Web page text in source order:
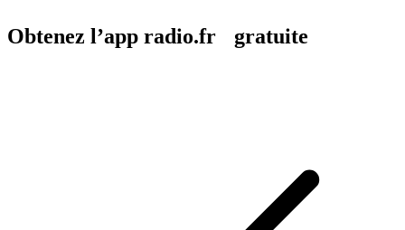
Obtenez l’app radio.fr gratuite